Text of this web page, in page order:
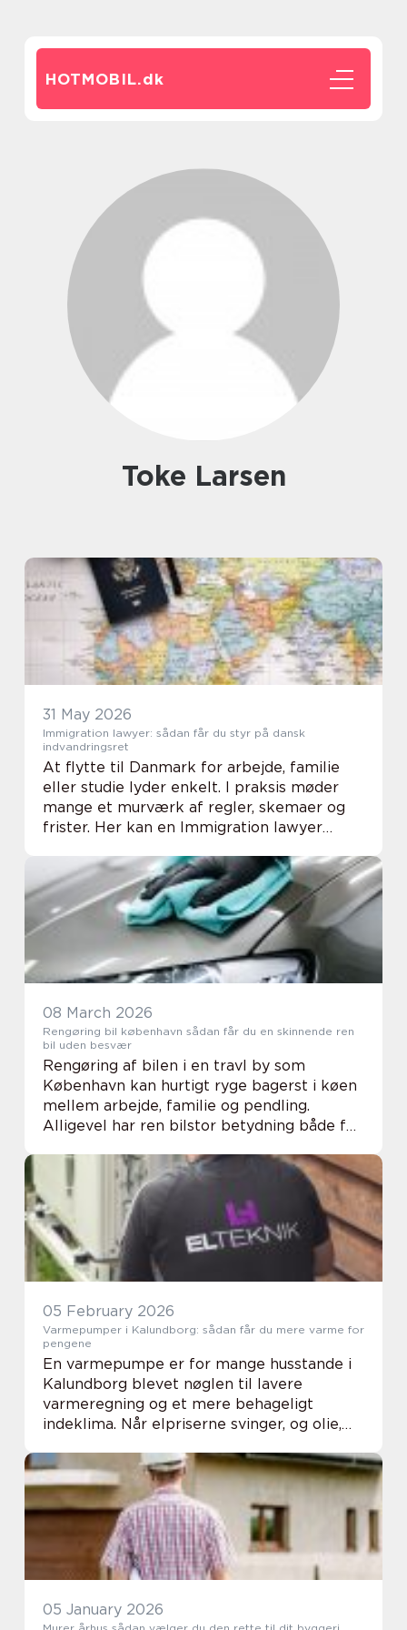
HOTMOBIL.dk
Toke Larsen
31 May 2026
Immigration lawyer: sådan får du styr på dansk
indvandringsret
At flytte til Danmark for arbejde, familie
eller studie lyder enkelt. I praksis møder
mange et murværk af regler, skemaer og
frister. Her kan en Immigration lawyer
forløb og måneder med usikkerhed og
afslag. En...
08 March 2026
Rengøring bil københavn sådan får du en skinnende ren
bil uden besvær
Rengøring af bilen i en travl by som
København kan hurtigt ryge bagerst i køen
mellem arbejde, familie og pendling.
Alligevel har ren bilstor betydning både for
bilejere i hovedstaden vælger derfor i dag
profes...
05 February 2026
Varmepumper i Kalundborg: sådan får du mere varme for
pengene
En varmepumpe er for mange husstande i
Kalundborg blevet nøglen til lavere
varmeregning og et mere behageligt
indeklima. Når elpriserne svinger, og olie,
moderne varmepumpe være den...
05 January 2026